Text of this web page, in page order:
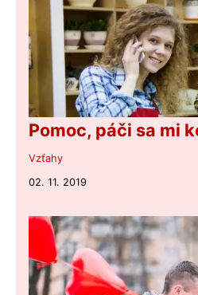
Pomoc, páči sa mi
Vzťahy
02. 11. 2019